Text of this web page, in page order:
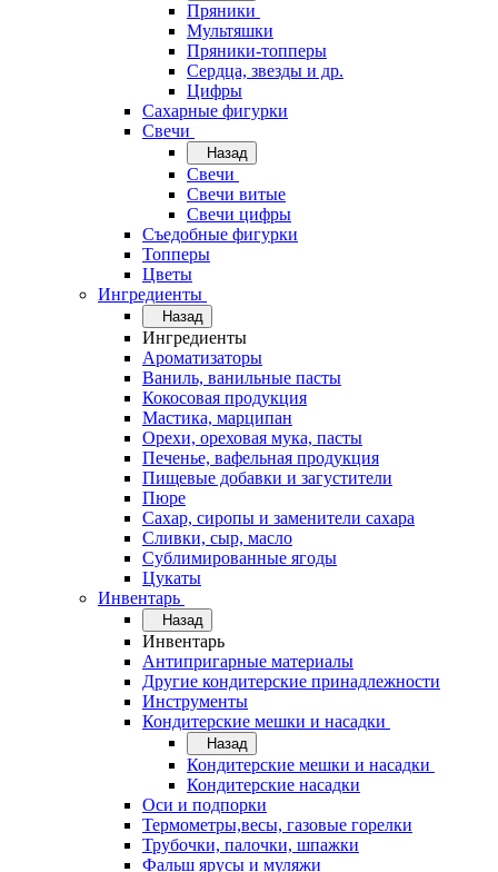
Пряники
Мультяшки
Пряники-топперы
Сердца, звезды и др.
Цифры
Сахарные фигурки
Свечи
Назад
Свечи
Свечи витые
Свечи цифры
Съедобные фигурки
Топперы
Цветы
Ингредиенты
Назад
Ингредиенты
Ароматизаторы
Ваниль, ванильные пасты
Кокосовая продукция
Мастика, марципан
Орехи, ореховая мука, пасты
Печенье, вафельная продукция
Пищевые добавки и загустители
Пюре
Сахар, сиропы и заменители сахара
Сливки, сыр, масло
Сублимированные ягоды
Цукаты
Инвентарь
Назад
Инвентарь
Антипригарные материалы
Другие кондитерские принадлежности
Инструменты
Кондитерские мешки и насадки
Назад
Кондитерские мешки и насадки
Кондитерские насадки
Оси и подпорки
Термометры,весы, газовые горелки
Трубочки, палочки, шпажки
Фальш ярусы и муляжи